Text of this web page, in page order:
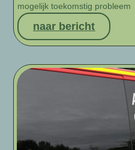
mogelijk toekomstig probleem
naar bericht